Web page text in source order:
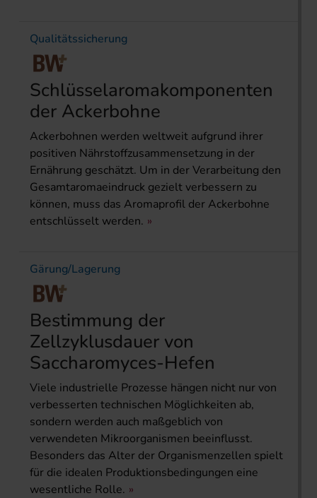
Qualitätssicherung
Schlüssel­aroma­komponenten
der Ackerbohne
Ackerbohnen werden weltweit aufgrund ihrer
positiven Nährstoffzusammensetzung in der
Ernährung geschätzt. Um in der Verarbeitung den
Gesamtaromaeindruck gezielt verbessern zu
können, muss das Aromaprofil der Ackerbohne
entschlüsselt werden.
Gärung/Lagerung
Bestimmung der
Zellzyklusdau­er von
Saccharomyces-Hefen
Viele industrielle Prozesse hängen nicht nur von
verbesserten technischen Möglichkeiten ab,
sondern werden auch maßgeblich von
verwendeten Mikroorganismen beeinflusst.
Besonders das Alter der Organismenzellen spielt
für die idealen Produktionsbedingungen eine
wesentliche Rolle.